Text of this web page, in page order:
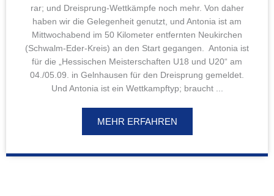
rar; und Dreisprung-Wettkämpfe noch mehr. Von daher
haben wir die Gelegenheit genutzt, und Antonia ist am
Mittwochabend im 50 Kilometer entfernten Neukirchen
(Schwalm-Eder-Kreis) an den Start gegangen. Antonia ist
für die „Hessischen Meisterschaften U18 und U20“ am
04./05.09. in Gelnhausen für den Dreisprung gemeldet.
Und Antonia ist ein Wettkampftyp; braucht ...
MEHR ERFAHREN